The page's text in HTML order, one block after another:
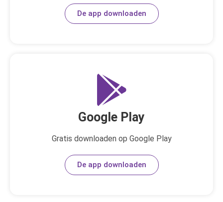
De app downloaden
Google Play
Gratis downloaden op Google Play
De app downloaden